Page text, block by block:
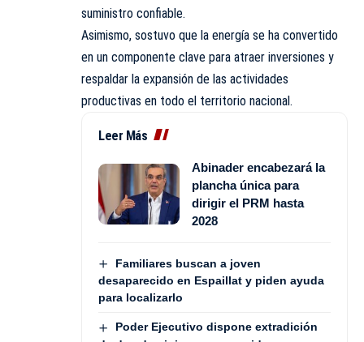
suministro confiable.
Asimismo, sostuvo que la energía se ha convertido
en un componente clave para atraer inversiones y
respaldar la expansión de las actividades
productivas en todo el territorio nacional.
Leer Más
Abinader encabezará la
plancha única para
dirigir el PRM hasta
2028
Familiares buscan a joven
desaparecido en Espaillat y piden ayuda
para localizarlo
Poder Ejecutivo dispone extradición